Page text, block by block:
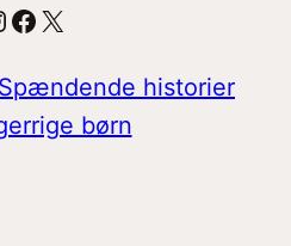
Facebook
X
historier
børn